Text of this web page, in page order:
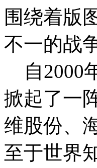
围绕着版
不一的战
自2000
掀起了一
维股份、
至于世界